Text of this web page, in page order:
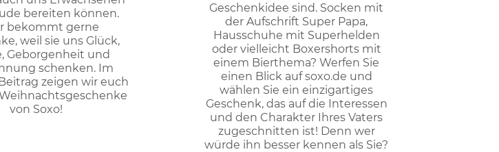
bereiten können.
bekommt gerne
weil sie uns Glück,
Geborgenheit und
schenken. Im
zeigen wir euch
von Soxo!
Geschenkidee sind. Socken mit
der Aufschrift Super Papa,
Hausschuhe mit Superhelden
oder vielleicht Boxershorts mit
einem Bierthema? Werfen Sie
einen Blick auf soxo.de und
wählen Sie ein einzigartiges
Geschenk, das auf die Interessen
und den Charakter Ihres Vaters
zugeschnitten ist! Denn wer
würde ihn besser kennen als Sie?